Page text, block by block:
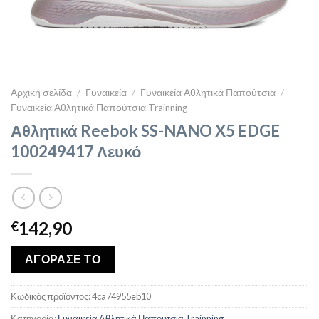
Αρχική σελίδα / Γυναικεία / Γυναικεία Αθλητικά Παπούτσια /
Γυναικεία Αθλητικά Παπούτσια Trainning
Αθλητικά Reebok SS-NANO X5 EDGE
100249417 Λευκό
€142,90
ΑΓΟΡΑΣΕ ΤΟ
Κωδικός προϊόντος:4ca74955eb10